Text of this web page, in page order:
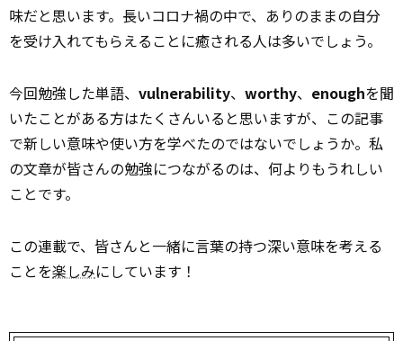
味だと思います。長いコロナ禍の中で、ありのままの自分
を受け入れてもらえることに癒される人は多いでしょう。
今回勉強した単語、 vulnerability、 worthy、 enoughを聞
いたことがある方はたくさんいると思いますが、この記事
で新しい意味や使い方を学べたのではないでしょうか。私
の文章が皆さんの勉強につながるのは、何よりもうれしい
ことです。
この連載で、皆さんと一緒に言葉の持つ深い意味を考える
ことを楽しみにしています！